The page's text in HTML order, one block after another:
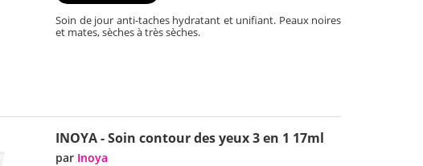
Soin de jour anti-taches hydratant et unifiant. Peaux noires
et mates, sèches à très sèches.
INOYA - Soin contour des yeux 3 en 1 17ml
par Inoya